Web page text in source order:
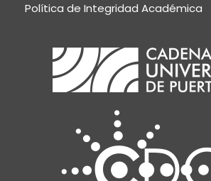
Política de Integridad Académica